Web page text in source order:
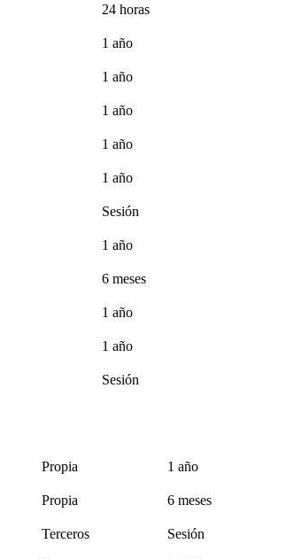
24 horas
1 año
1 año
1 año
1 año
1 año
Sesión
1 año
6 meses
1 año
1 año
Sesión
Propia 1 año
Propia 6 meses
Terceros Sesión